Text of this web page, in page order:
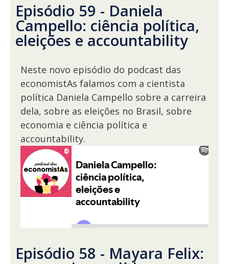
Episódio 59 - Daniela
Campello: ciência política,
eleições e accountability
Neste novo episódio do podcast das
economistAs falamos com a cientista
política Daniela Campello sobre a carreira
dela, sobre as eleições no Brasil, sobre
economia e ciência política e
accountability.
Episódio 58 - Mayara Felix: